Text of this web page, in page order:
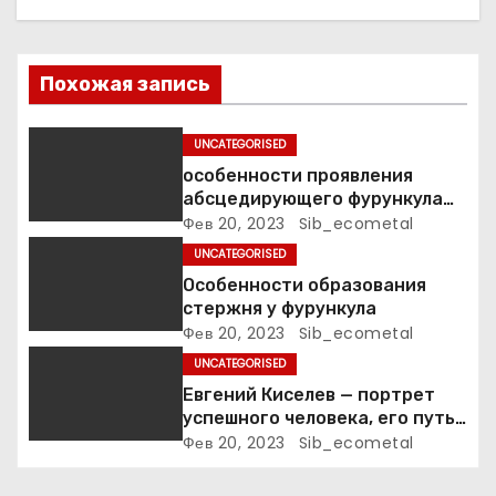
п
о
а
и
Похожая запись
UNCATEGORISED
особенности проявления
абсцедирующего фурункула
код по МКБ-10
Фев 20, 2023 Sib_ecometal
UNCATEGORISED
Особенности образования
стержня у фурункула
Фев 20, 2023 Sib_ecometal
UNCATEGORISED
Евгений Киселев — портрет
успешного человека, его путь
к славе и личное счастье
Фев 20, 2023 Sib_ecometal